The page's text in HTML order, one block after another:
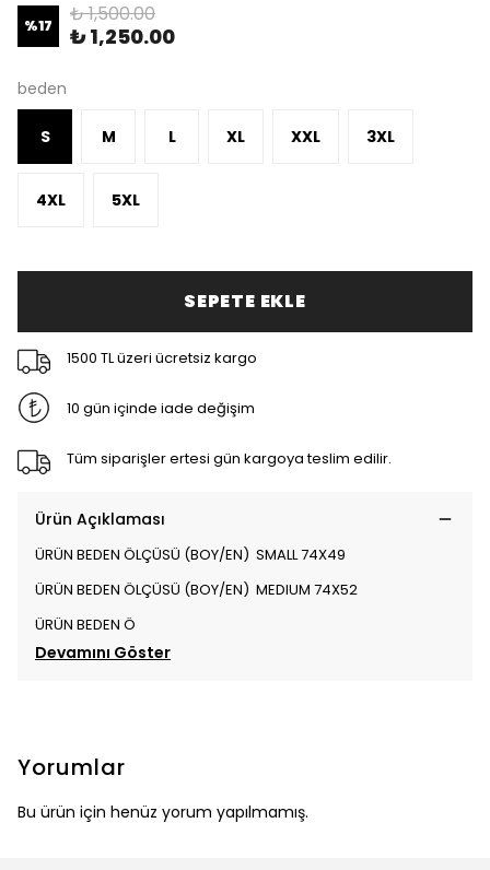
%17 ₺ 1,500.00
₺ 1,250.00
beden
S M L XL XXL 3XL
4XL 5XL
SEPETE EKLE
1500 TL üzeri ücretsiz kargo
10 gün içinde iade değişim
Tüm siparişler ertesi gün kargoya teslim edilir.
Ürün Açıklaması
ÜRÜN BEDEN ÖLÇÜSÜ (BOY/EN) SMALL 74X49
ÜRÜN BEDEN ÖLÇÜSÜ (BOY/EN) MEDIUM 74X52
ÜRÜN BEDEN Ö
Devamını Göster
Yorumlar
Bu ürün için henüz yorum yapılmamış.